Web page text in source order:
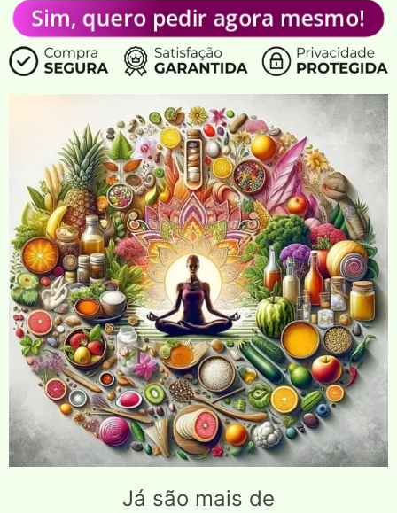
Sim, quero pedir agora mesmo!
Já são mais de